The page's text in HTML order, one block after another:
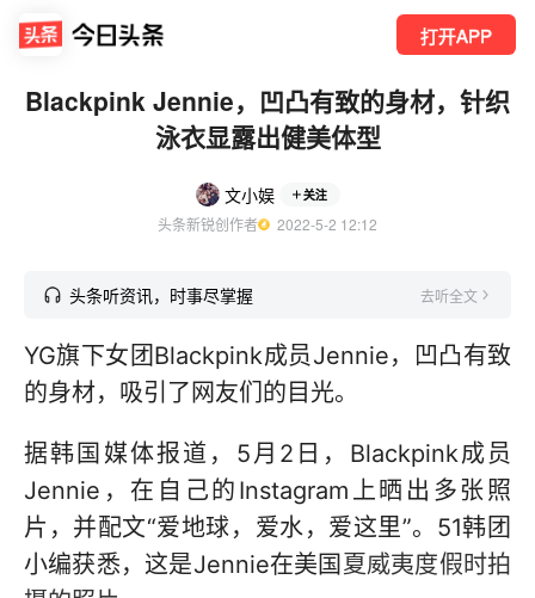
打开APP
Blackpink Jennie，凹凸有致的身材，针织
泳衣显露出健美体型
文小娱 关注
头条新锐创作者
  2022-5-2 12:12
头条听资讯，时事尽掌握 去听全文
YG旗下女团Blackpink成员Jennie，凹凸有致
的身材，吸引了网友们的目光。
据韩国媒体报道，5月2日，Blackpink成员
Jennie，在自己的Instagram上晒出多张照
片，并配文“爱地球，爱水，爱这里”。51韩团
小编获悉，这是Jennie在美国 夏威夷度假时拍